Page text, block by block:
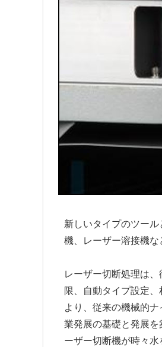
新しいタイプのツー
機、レーザー溶接機な
レーザー切断処理は
限、自動タイプ設定
より、従来の機械的
業発展の基礎と発展
ーザー切断機が時々水